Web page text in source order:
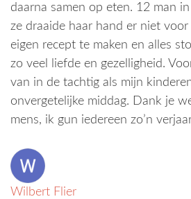
daarna samen op eten. 12 man
ze draaide haar hand er niet
eigen recept te maken en alles
zo veel liefde en gezelligheid.
van in de tachtig als mijn
onvergetelijke middag. Dank je
mens, ik gun iedereen zo’n
Wilbert Flier